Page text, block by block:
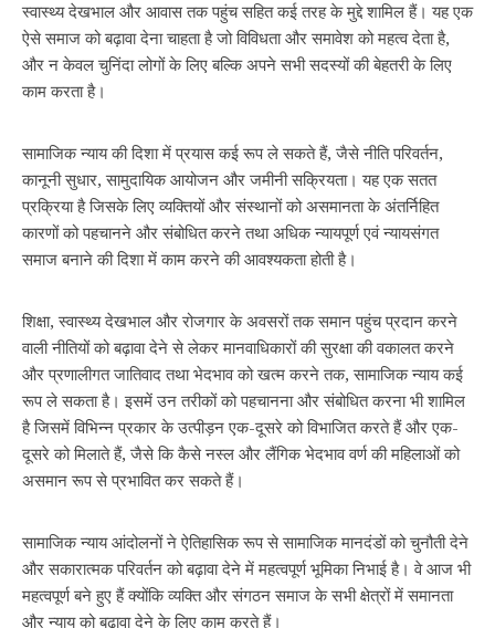
स्वास्थ्य देखभाल और आवास तक पहुंच सहित कई तरह के मुद्दे शामिल हैं। यह एक
ऐसे समाज को बढ़ावा देना चाहता है जो विविधता और समावेश को महत्व देता है,
और न केवल चुनिंदा लोगों के लिए बल्कि अपने सभी सदस्यों की बेहतरी के लिए
काम करता है।
सामाजिक न्याय की दिशा में प्रयास कई रूप ले सकते हैं, जैसे नीति परिवर्तन,
कानूनी सुधार, सामुदायिक आयोजन और जमीनी सक्रियता। यह एक सतत
प्रक्रिया है जिसके लिए व्यक्तियों और संस्थानों को असमानता के अंतर्निहित
कारणों को पहचानने और संबोधित करने तथा अधिक न्यायपूर्ण एवं न्यायसंगत
समाज बनाने की दिशा में काम करने की आवश्यकता होती है।
शिक्षा, स्वास्थ्य देखभाल और रोजगार के अवसरों तक समान पहुंच प्रदान करने
वाली नीतियों को बढ़ावा देने से लेकर मानवाधिकारों की सुरक्षा की वकालत करने
और प्रणालीगत जातिवाद तथा भेदभाव को खत्म करने तक, सामाजिक न्याय कई
रूप ले सकता है। इसमें उन तरीकों को पहचानना और संबोधित करना भी शामिल
है जिसमें विभिन्न प्रकार के उत्पीड़न एक-दूसरे को विभाजित करते हैं और एक-
दूसरे को मिलाते हैं, जैसे कि कैसे नस्ल और लैंगिक भेदभाव वर्ण की महिलाओं को
असमान रूप से प्रभावित कर सकते हैं।
सामाजिक न्याय आंदोलनों ने ऐतिहासिक रूप से सामाजिक मानदंडों को चुनौती देने
और सकारात्मक परिवर्तन को बढ़ावा देने में महत्वपूर्ण भूमिका निभाई है। वे आज भी
महत्वपूर्ण बने हुए हैं क्योंकि व्यक्ति और संगठन समाज के सभी क्षेत्रों में समानता
और न्याय को बढ़ावा देने के लिए काम करते हैं।